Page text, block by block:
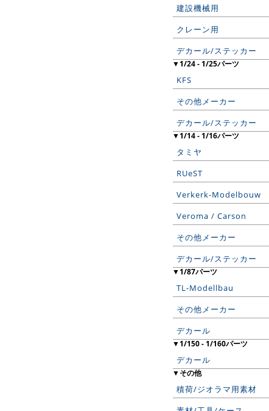
建設機械用
クレーン用
デカール/ステッカー
▼1/24 - 1/25パーツ
KFS
その他メーカー
デカール/ステッカー
▼1/14 - 1/16パーツ
タミヤ
RUeST
Verkerk-Modelbouw
Veroma / Carson
その他メーカー
デカール/ステッカー
▼1/87パーツ
TL-Modellbau
その他メーカー
デカール
▼1/150 - 1/160パーツ
デカール
▼その他
積荷/ジオラマ用素材